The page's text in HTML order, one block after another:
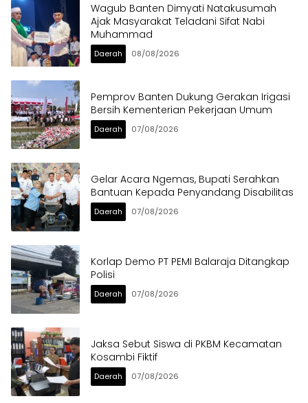
Wagub Banten Dimyati Natakusumah
Ajak Masyarakat Teladani Sifat Nabi
Muhammad
Daerah 08/08/2026
Pemprov Banten Dukung Gerakan Irigasi
Bersih Kementerian Pekerjaan Umum
Daerah 07/08/2026
Gelar Acara Ngemas, Bupati Serahkan
Bantuan Kepada Penyandang Disabilitas
Daerah 07/08/2026
Korlap Demo PT PEMI Balaraja Ditangkap
Polisi
Daerah 07/08/2026
Jaksa Sebut Siswa di PKBM Kecamatan
Kosambi Fiktif
Daerah 07/08/2026